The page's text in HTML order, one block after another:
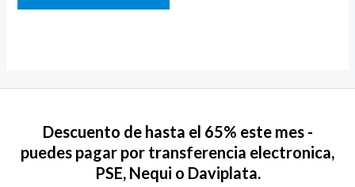
Descuento de hasta el 65% este mes -
puedes pagar por transferencia electronica,
PSE, Nequi o Daviplata.